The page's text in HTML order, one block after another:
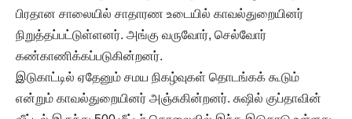
பிரதான சாலையில் சாதாரண உடையில் காவல்துறையினர்
நிறுத்தப்பட்டுள்ளனர். அங்கு வருவோர், செல்வோர்
கண்காணிக்கப்படுகின்றனர்.
இடுகாட்டில் ஏதேனும் சமய நிகழ்வுகள் தொடங்கக் கூடும்
என்றும் காவல்துறையினர் அஞ்சுகின்றனர். சுஷில் குப்தாவின்